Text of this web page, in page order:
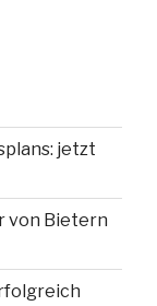
jetzt
von Bietern